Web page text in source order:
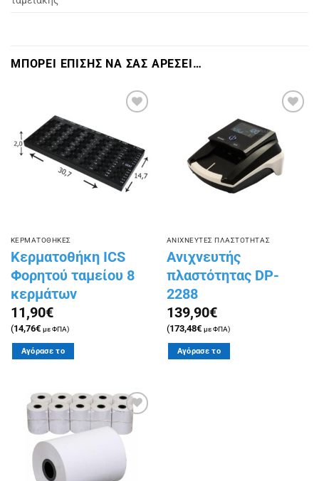
ΜΠΟΡΕΙ ΕΠΙΣΗΣ ΝΑ ΣΑΣ ΑΡΕΣΕΙ…
λίστα
επιθυμιών
ΚΕΡΜΑΤΟΘΗΚΕΣ
Κερματοθήκη ICS
Φορητού ταμείου 8
κερμάτων
11,90€
(14,76€ με ΦΠΑ)
Αγόρασε το
στην
λίστα
επιθυμιών
ΑΝΙΧΝΕΥΤΕΣ ΠΛΑΣΤΟΤΗΤΑΣ
Ανιχνευτής
πλαστότητας DP-
2288
139,90€
(173,48€ με ΦΠΑ)
Αγόρασε το
Πρόσθήκη
στην
επιθυμιών